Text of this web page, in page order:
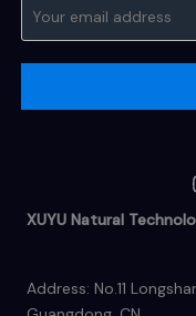
XUYU Natural
Address: No.11